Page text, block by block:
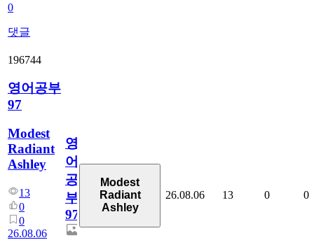
0
댓글
196744
영어공부
97
Modest
Radiant
Ashley
13
0
0
26.08.06
영
어
공
부
97
Modest
Radiant
Ashley
26.08.06 13 0 0